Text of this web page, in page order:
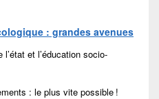
: grandes avenues
et l’éducation socio-
: le plus vite possible !